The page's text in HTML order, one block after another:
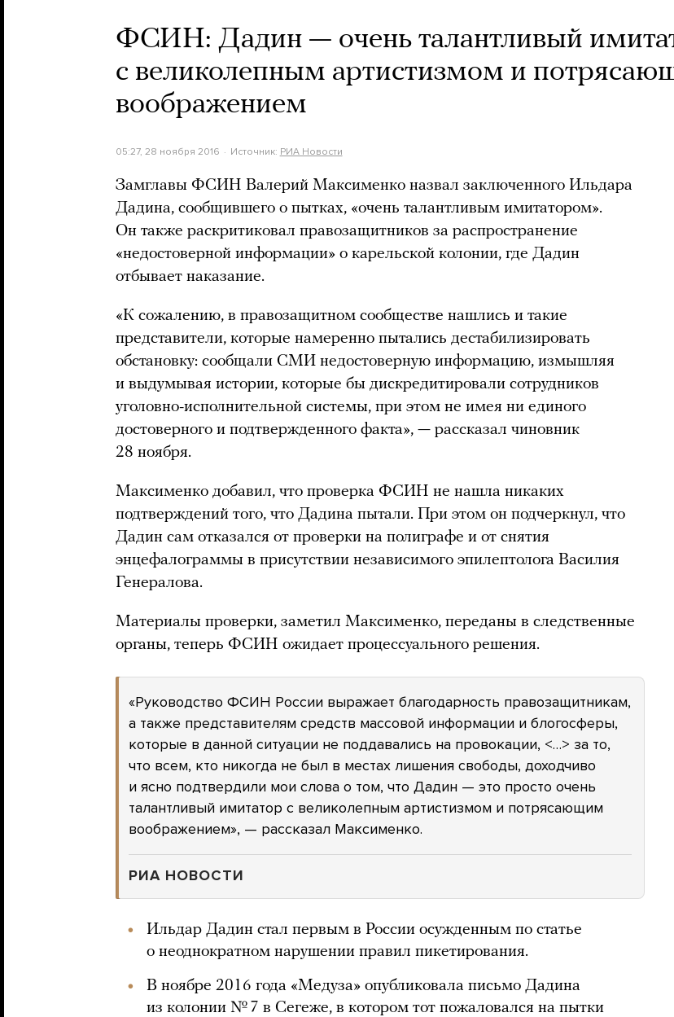
ФСИН: Дадин — очень талантливый
с великолепным артистизмом и
воображением
05:27, 28 ноября 2016 Источник: РИА Новости
Замглавы ФСИН Валерий Максименко назвал заключенного Ильдара
Дадина, сообщившего о пытках, «очень талантливым имитатором».
Он также раскритиковал правозащитников за распространение
«недостоверной информации» о карельской колонии, где Дадин
отбывает наказание.
«К сожалению, в правозащитном сообществе нашлись и такие
представители, которые намеренно пытались дестабилизировать
обстановку: сообщали СМИ недостоверную информацию, измышляя
и выдумывая истории, которые бы дискредитировали сотрудников
уголовно-исполнительной системы, при этом не имея ни единого
достоверного и подтвержденного факта», — рассказал чиновник
28 ноября.
Максименко добавил, что проверка ФСИН не нашла никаких
подтверждений того, что Дадина пытали. При этом он подчеркнул, что
Дадин сам отказался от проверки на полиграфе и от снятия
энцефалограммы в присутствии независимого эпилептолога Василия
Генералова.
Материалы проверки, заметил Максименко, переданы в следственные
органы, теперь ФСИН ожидает процессуального решения.
«Руководство ФСИН России выражает благодарность правозащитникам,
а также представителям средств массовой информации и блогосферы,
которые в данной ситуации не поддавались на провокации, <…> за то,
что всем, кто никогда не был в местах лишения свободы, доходчиво
и ясно подтвердили мои слова о том, что Дадин — это просто очень
талантливый имитатор с великолепным артистизмом и потрясающим
воображением», — рассказал Максименко.
РИА НОВОСТИ
Ильдар Дадин стал первым в России осужденным по статье
о неоднократном нарушении правил пикетирования.
В ноябре 2016 года «Медуза» опубликовала письмо Дадина
из колонии № 7 в Сегеже, в котором тот пожаловался на пытки